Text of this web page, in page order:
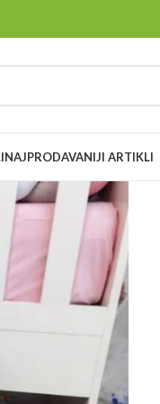
NAJPRODAVANIJI ARTIKLI